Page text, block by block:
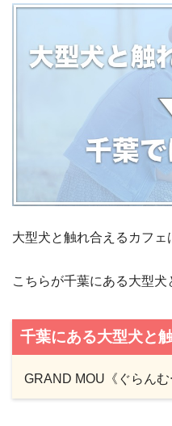
大型犬と触れ合えるカフェ
こちらが千葉にある大型犬
千葉にある大型犬と
GRAND MOU《ぐらんむ